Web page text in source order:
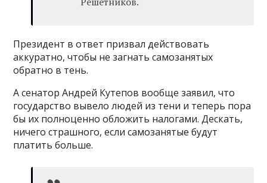
Президент в ответ призвал действовать
аккуратно, чтобы не загнать самозанятых
обратно в тень.
А сенатор Андрей Кутепов вообще заявил, что
государство вывело людей из тени и теперь пора
бы их полноценно обложить налогами. Дескать,
ничего страшного, если самозанятые будут
платить больше.